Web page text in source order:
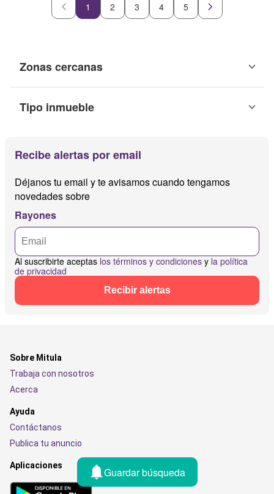
1 2 3 4 5
Zonas cercanas
Tipo inmueble
Recibe alertas por email
Déjanos tu email y te avisamos cuando tengamos
novedades sobre
Rayones
Al suscribirte aceptas los términos y condiciones y la política
de privacidad
Recibir alertas
Guardar búsqueda
Sobre Mitula
Trabaja con nosotros
Acerca
Ayuda
Contáctanos
Publica tu anuncio
Aplicaciones